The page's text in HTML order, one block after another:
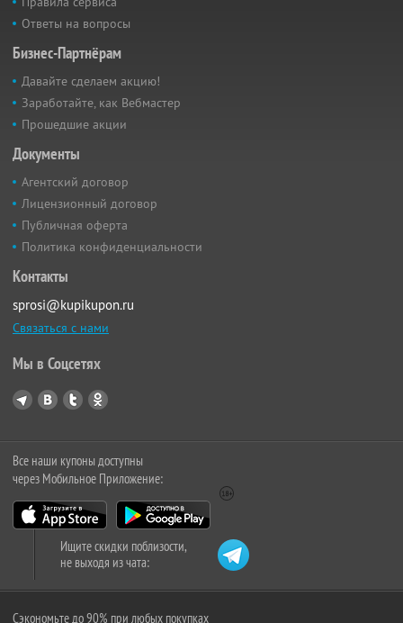
Ответы на вопросы
Бизнес-Партнёрам
Давайте сделаем акцию!
Заработайте, как Вебмастер
Прошедшие акции
Документы
Агентский договор
Лицензионный договор
Публичная оферта
Политика конфиденциальности
Контакты
sprosi@kupikupon.ru
Связаться с нами
Мы в Соцсетях
Все наши купоны доступны
через Мобильное Приложение:
Ищите скидки поблизости,
не выходя из чата:
Сэкономьте до 90% при любых покупках